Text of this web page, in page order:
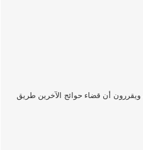
ويقررون أن قضاء حوائج الآخرين طريق